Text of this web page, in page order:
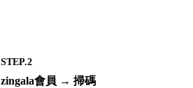
STEP.2
zingala會員 → 掃碼